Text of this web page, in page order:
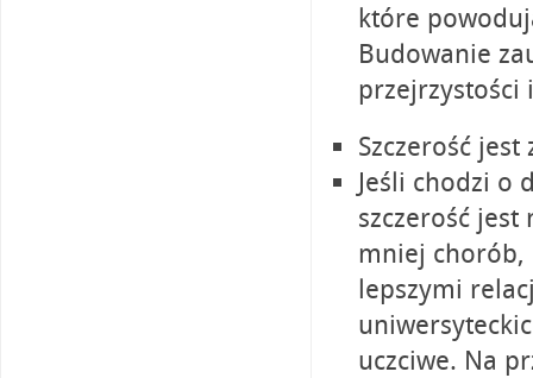
które
Budowanie
przejrzystości
Szczerość
Jeśli chodzi o
szczerość
mniej chorób,
lepszymi
uczciwe. Na